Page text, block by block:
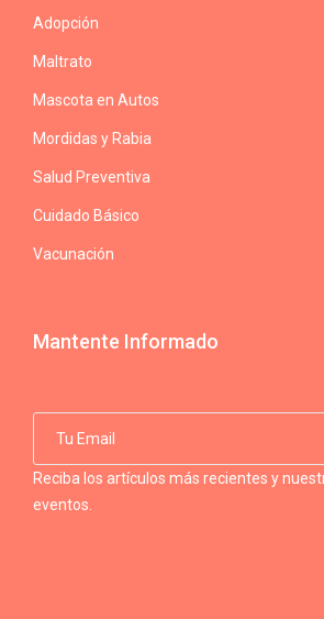
Adopción
Maltrato
Mascota en Autos
Mordidas y Rabia
Salud Preventiva
Cuidado Básico
Vacunación
Mantente Informado
Reciba los artículos más recientes y
eventos.